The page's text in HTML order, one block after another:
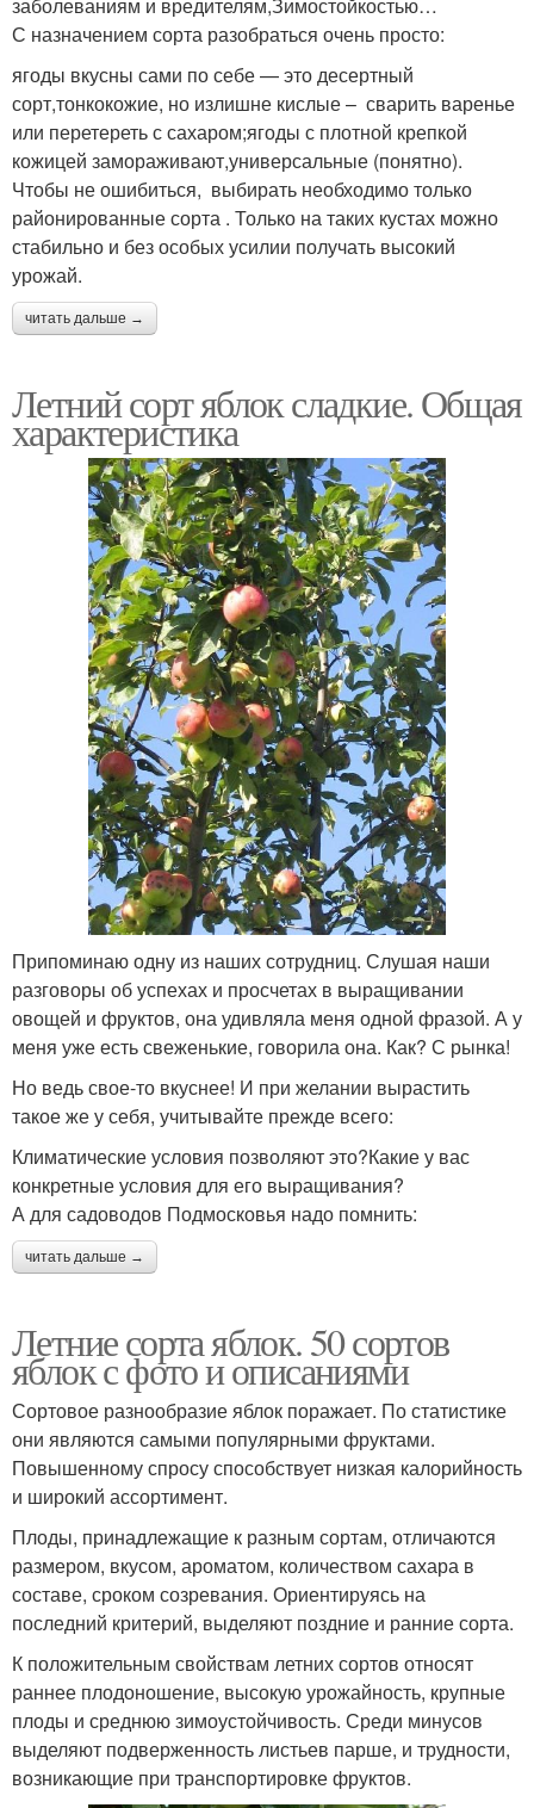
С назначением сорта разобраться очень просто:
ягоды вкусны сами по себе — это десертный
сорт,тонкокожие, но излишне кислые – сварить варенье
или перетереть с сахаром;ягоды с плотной крепкой
кожицей замораживают,универсальные (понятно).
Чтобы не ошибиться, выбирать необходимо только
районированные сорта . Только на таких кустах можно
стабильно и без особых усилии получать высокий
урожай.
читать дальше →
Летний сорт яблок сладкие. Общая
характеристика
Припоминаю одну из наших сотрудниц. Слушая наши
разговоры об успехах и просчетах в выращивании
овощей и фруктов, она удивляла меня одной фразой. А у
меня уже есть свеженькие, говорила она. Как? С рынка!
Но ведь свое-то вкуснее! И при желании вырастить
такое же у себя, учитывайте прежде всего:
Климатические условия позволяют это?Какие у вас
конкретные условия для его выращивания?
А для садоводов Подмосковья надо помнить:
читать дальше →
Летние сорта яблок. 50 сортов
яблок с фото и описаниями
Сортовое разнообразие яблок поражает. По статистике
они являются самыми популярными фруктами.
Повышенному спросу способствует низкая калорийность
и широкий ассортимент.
Плоды, принадлежащие к разным сортам, отличаются
размером, вкусом, ароматом, количеством сахара в
составе, сроком созревания. Ориентируясь на
последний критерий, выделяют поздние и ранние сорта.
К положительным свойствам летних сортов относят
раннее плодоношение, высокую урожайность, крупные
плоды и среднюю зимоустойчивость. Среди минусов
выделяют подверженность листьев парше, и трудности,
возникающие при транспортировке фруктов.